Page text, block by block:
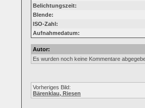
Belichtungszeit:
Blende:
ISO-Zahl:
Aufnahmedatum:
Autor:
Es wurden noch keine Kommentare
Vorheriges Bild:
Bärenklau, Riesen